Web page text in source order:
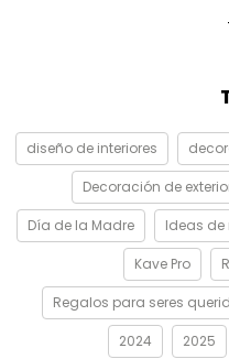
diseño de interiores
Decoración de
Día de la Madre Ideas
Kave Pro
Regalos para seres
2024 2025